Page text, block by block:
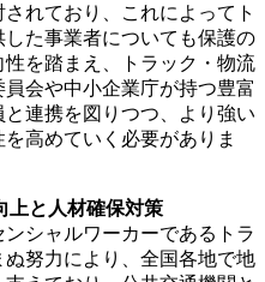
れており、これによってト
た事業者についても保護の
を踏まえ、トラック・物流
会や中小企業庁が持つ豊富
連携を図りつつ、より強い
高めていく必要がありま
上と人材確保対策
シャルワーカーであるトラ
努力により、全国各地で地